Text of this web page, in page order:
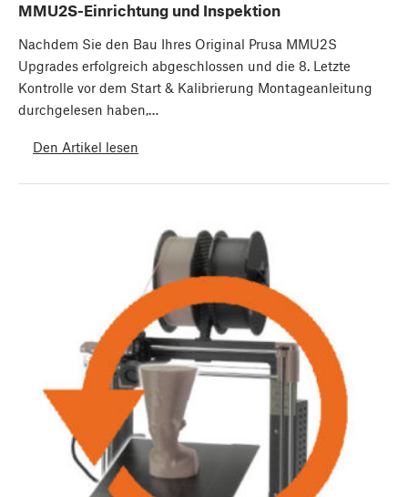
MMU2S-Einrichtung und Inspektion
Nachdem Sie den Bau Ihres Original Prusa MMU2S
Upgrades erfolgreich abgeschlossen und die 8. Letzte
Kontrolle vor dem Start & Kalibrierung Montageanleitung
durchgelesen haben,…
Den Artikel lesen